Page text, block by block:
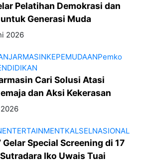
Pelatihan Demokrasi dan
Generasi Muda
2026
KEPEMUDAANPemko
Cari Solusi Atasi
dan Aksi Kekerasan
ENTERTAINMENTKALSELNASIONAL
Gelar Special Screening di 17
Iko Uwais Tuai